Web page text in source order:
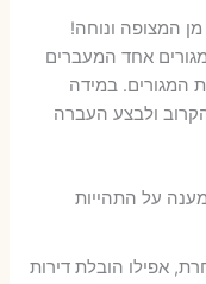
מן המצופה ונוחה!
אחד המעברים
המגורים. במידה
ולבצע העברה
על התהייות
אפילו הובלת דירות